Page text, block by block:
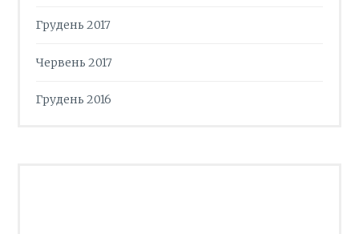
Грудень 2017
Червень 2017
Грудень 2016